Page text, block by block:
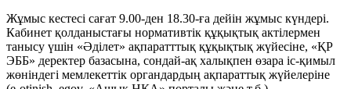
Жұмыс кестесі сағат 9.00-ден 18.30-ға дейін жұмыс күндері.
Кабинет қолданыстағы нормативтік құқықтық актілермен
танысу үшін «Әділет» ақпаратттық құқықтық жүйесіне, «ҚР
ЭББ» деректер базасына, сондай-ақ халықпен өзара іс-қимыл
жөніндегі мемлекеттік органдардың ақпараттық жүйелеріне